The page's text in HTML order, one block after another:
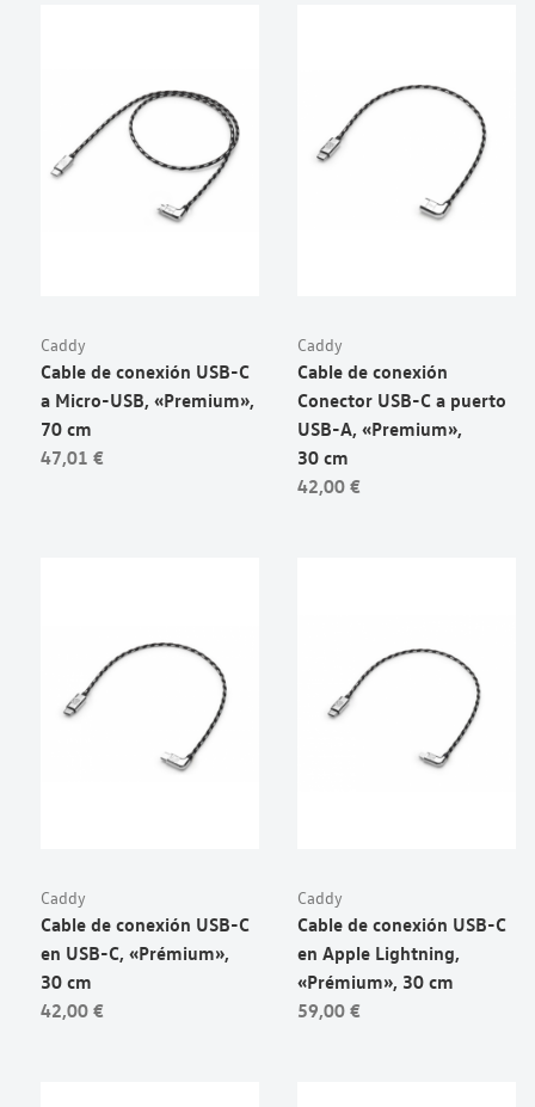
Caddy
Cable de conexión USB-C
a Micro-USB, «Premium»,
70 cm
47,01 €
Caddy
Cable de conexión
Conector USB-C a puerto
USB-A, «Premium»,
30 cm
42,00 €
Caddy
Cable de conexión USB-C
en USB-C, «Prémium»,
30 cm
42,00 €
Caddy
Cable de conexión USB-C
en Apple Lightning,
«Prémium», 30 cm
59,00 €